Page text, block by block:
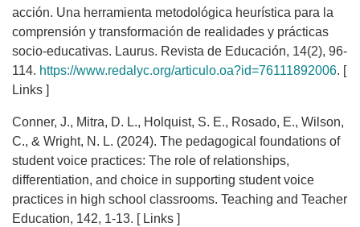
acción. Una herramienta metodológica heurística para la
comprensión y transformación de realidades y prácticas
socio-educativas. Laurus. Revista de Educación, 14(2), 96-
114. https://www.redalyc.org/articulo.oa?id=76111892006. [
Links ]
Conner, J., Mitra, D. L., Holquist, S. E., Rosado, E., Wilson,
C., & Wright, N. L. (2024). The pedagogical foundations of
student voice practices: The role of relationships,
differentiation, and choice in supporting student voice
practices in high school classrooms. Teaching and Teacher
Education, 142, 1-13. [ Links ]